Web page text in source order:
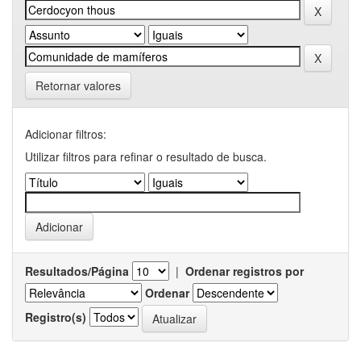
Retornar valores
Adicionar filtros:
Utilizar filtros para refinar o resultado de busca.
Resultados/Página | Ordenar registros por
Ordenar
Registro(s)